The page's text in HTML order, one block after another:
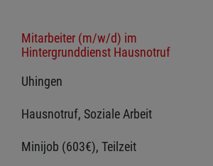
Mitarbeiter (m/w/d) im
Hintergrunddienst Hausnotruf
Uhingen
Hausnotruf, Soziale Arbeit
Minijob (603€), Teilzeit